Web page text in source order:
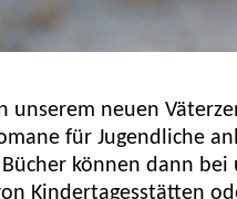
unserem neuen
für Jugendliche
können dann
Kindertagesstätten